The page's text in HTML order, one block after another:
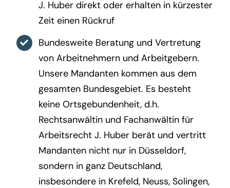
J. Huber direkt oder erhalten in kürzester
Zeit einen Rückruf
Bundesweite Beratung und Vertretung
von Arbeitnehmern und Arbeitgebern.
Unsere Mandanten kommen aus dem
gesamten Bundesgebiet. Es besteht
keine Ortsgebundenheit, d.h.
Rechtsanwältin und Fachanwältin für
Arbeitsrecht J. Huber berät und vertritt
Mandanten nicht nur in Düsseldorf,
sondern in ganz Deutschland,
insbesondere in Krefeld, Neuss, Solingen,